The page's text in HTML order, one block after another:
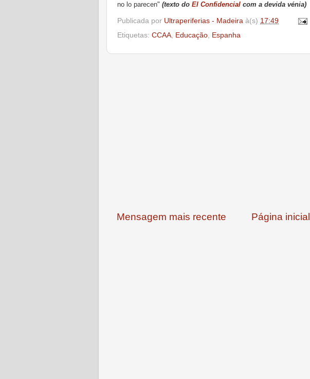
no lo parecen" (texto do El Confidencial com a devida vénia)
Publicada por Ultraperiferias - Madeira à(s) 17:49
Etiquetas: CCAA Educação Espanha
Mensagem mais recente Página inicial